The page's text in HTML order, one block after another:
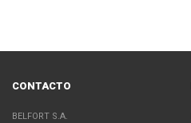
CONTACTO
BELFORT S.A.